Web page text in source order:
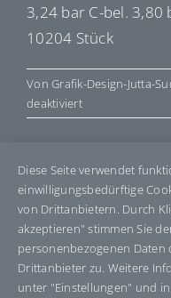
3,24 bar C-bel. 3,80
10204 Stück
VonGrafik-Design-Jutta-
deaktiviertfür
E92729274
Share This
Facebook Bluesky
Diese Seite verwendet
einwilligungsbedürftige
von Drittanbietern. Durch
akzeptieren" stimmen Sie
personenbezogenen Daten
Drittanbieter zu. Weitere
unter "Einstellungen" und